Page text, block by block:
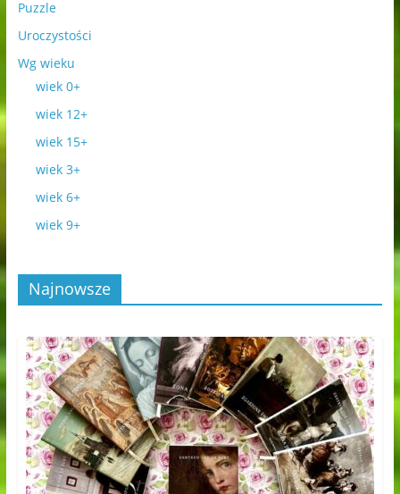
Puzzle
Uroczystości
Wg wieku
wiek 0+
wiek 12+
wiek 15+
wiek 3+
wiek 6+
wiek 9+
Najnowsze